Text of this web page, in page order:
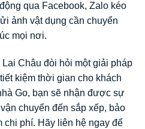
qua Facebook, Zalo kéo
ảnh vật dụng cần chuyển
mọi nơi.
Châu đòi hỏi một giải pháp
kiệm thời gian cho khách
Go, bạn sẽ nhận được sự
chuyển đến sắp xếp, bảo
chi phí. Hãy liên hệ ngay để